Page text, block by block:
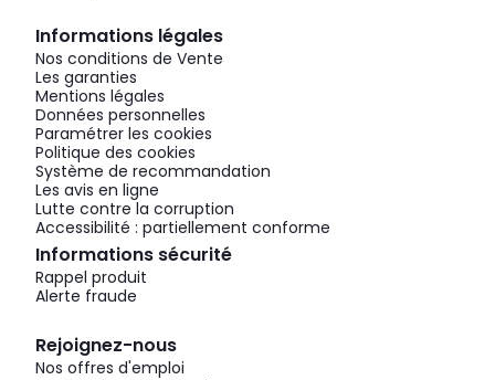
Informations légales
Nos conditions de Vente
Les garanties
Mentions légales
Données personnelles
Paramétrer les cookies
Politique des cookies
Système de recommandation
Les avis en ligne
Lutte contre la corruption
Accessibilité : partiellement conforme
Informations sécurité
Rappel produit
Alerte fraude
Rejoignez-nous
Nos offres d'emploi